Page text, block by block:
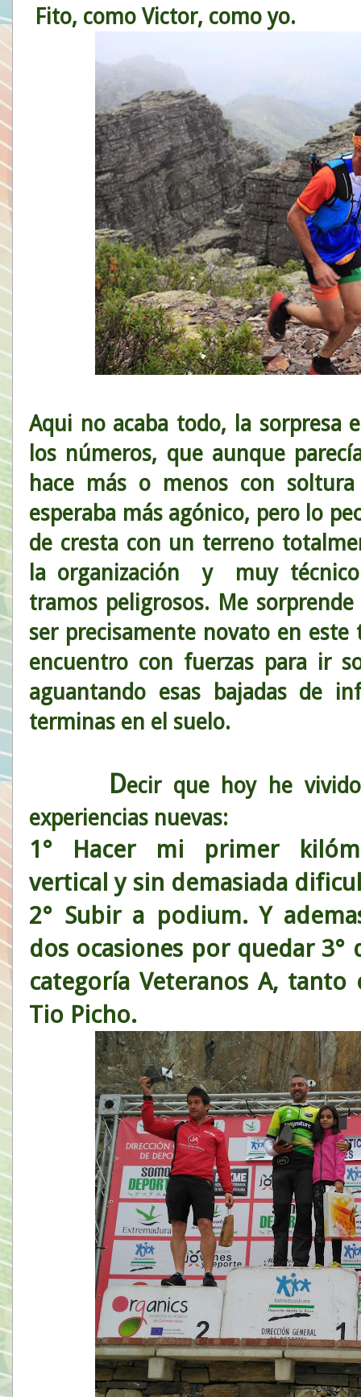
Fito, como Victor, como yo.
Aqui no acaba todo, la
los números, que aunque
hace más o menos con
esperaba más agónico, pero lo
de cresta con un terreno
la organización y muy
tramos peligrosos. Me
ser precisamente novato en
encuentro con fuerzas para ir
aguantando esas bajadas de
terminas en el suelo.
Decir que hoy he
experiencias nuevas:
1° Hacer mi primer
vertical y sin demasiada
2° Subir a podium. Y
dos ocasiones por quedar 3°
categoría Veteranos A,
Tio Picho.